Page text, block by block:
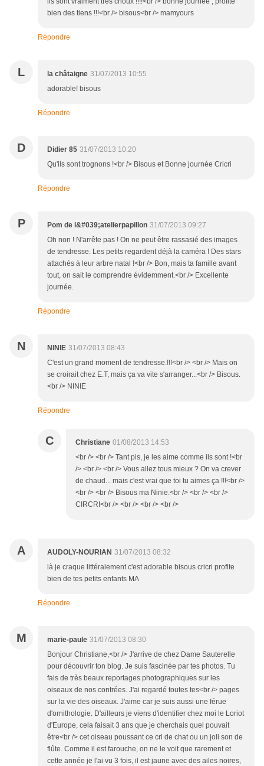
bien des tiens !!!<br /> bisous<br /> mamyours
Répondre
L la châtaigne 31/07/2013 10:55
adorable! bisous
Répondre
D Didier 85 31/07/2013 10:20
Qu'ils sont trognons !<br /> Bisous et Bonne journée Cricri
Répondre
P Pom de l&#039;atelierpapillon 31/07/2013 09:27
Oh non ! N'arrête pas ! On ne peut être rassasié des images
de tendresse. Les petits regardent déjà la caméra ! Des stars
attachés à leur arbre natal !<br /> Bon, mais ta famille avant
tout, on sait le comprendre évidemment.<br /> Excellente
journée.
Répondre
N NINIE 31/07/2013 08:43
C'est un grand moment de tendresse.!!!<br /> <br /> Mais on
se croirait chez E.T, mais ça va vite s'arranger...<br /> Bisous.
<br /> NINIE
Répondre
C Christiane 01/08/2013 14:53
<br /> <br /> Tant pis, je les aime comme ils sont !<br
/> <br /> <br /> Vous allez tous mieux ? On va crever
de chaud... mais c'est vrai que toi tu aimes ça !!!<br />
<br /> <br /> Bisous ma Ninie.<br /> <br /> <br />
CIRCRI<br /> <br /> <br /> <br />
A AUDOLY-NOURIAN 31/07/2013 08:32
là je craque littéralement c'est adorable bisous cricri profite
bien de tes petits enfants MA
Répondre
M marie-paule 31/07/2013 08:30
Bonjour Christiane,<br /> J'arrive de chez Dame Sauterelle
pour découvrir ton blog. Je suis fascinée par tes photos. Tu
fais de très beaux reportages photographiques sur les
oiseaux de nos contrées. J'ai regardé toutes tes<br /> pages
sur la vie des oiseaux. J'aime car je suis aussi une férue
d'ornithologie. D'ailleurs je viens d'identifier chez moi le Loriot
d'Europe, cela faisait 3 ans que je cherchais quel pouvait
être<br /> cet oiseau poussant ce cri de chat ou un joli son de
flûte. Comme il est farouche, on ne le voit que rarement et
cette année je l'ai vu 3 fois, il est jaune avec des ailes noires,